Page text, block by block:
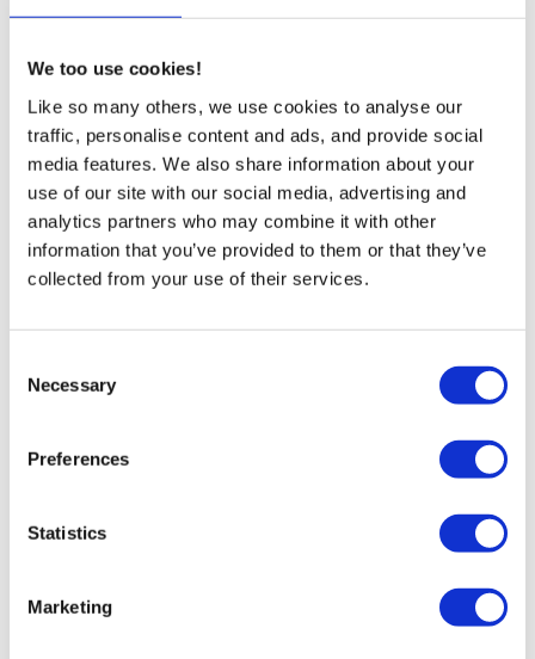
We too use cookies!
Like so many others, we use cookies to analyse our
traffic, personalise content and ads, and provide social
media features. We also share information about your
use of our site with our social media, advertising and
analytics partners who may combine it with other
information that you’ve provided to them or that they’ve
collected from your use of their services.
Selection
Necessary
Preferences
Statistics
Marketing
D'ici deux ans, les répondants confirment vouloir
progressivement d'organisation avec 1 poste de travail
pour 1 salarié, à des scénarios avec 1 poste pour 3
Avec l'installation durable du travail "hybride" dans
continuent leur mutation. Plus collaboratifs, plus
centraux, mieux organisés grâce à la technologie et